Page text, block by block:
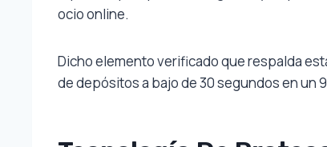
ocio online.
Dicho elemento verificado que respalda
de depósitos a bajo de 30 segundos en un